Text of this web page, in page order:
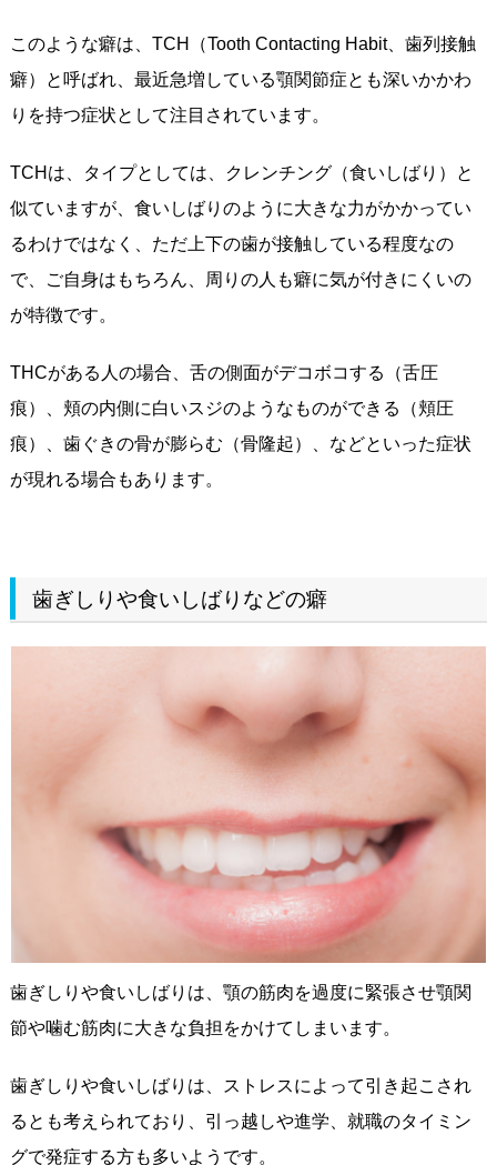
このような癖は、TCH（Tooth Contacting Habit、歯列接触
癖）と呼ばれ、最近急増している顎関節症とも深いかかわ
りを持つ症状として注目されています。
TCHは、タイプとしては、クレンチング（食いしばり）と
似ていますが、食いしばりのように大きな力がかかってい
るわけではなく、ただ上下の歯が接触している程度なの
で、ご自身はもちろん、周りの人も癖に気が付きにくいの
が特徴です。
THCがある人の場合、舌の側面がデコボコする（舌圧
痕）、頬の内側に白いスジのようなものができる（頬圧
痕）、歯ぐきの骨が膨らむ（骨隆起）、などといった症状
が現れる場合もあります。
歯ぎしりや食いしばりなどの癖
歯ぎしりや食いしばりは、顎の筋肉を過度に緊張させ顎関
節や噛む筋肉に大きな負担をかけてしまいます。
歯ぎしりや食いしばりは、ストレスによって引き起こされ
るとも考えられており、引っ越しや進学、就職のタイミン
グで発症する方も多いようです。